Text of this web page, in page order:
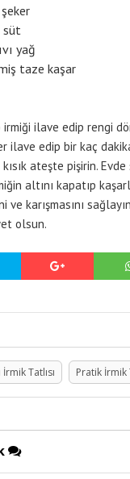
süt
yağ
taze kaşar
irmiği ilave edip rengi
ilave edip bir kaç
ateşte pişirin.
altını kapatıp
ve karışmasını
olsun.
İrmik Tatlısı Pratik İrmik